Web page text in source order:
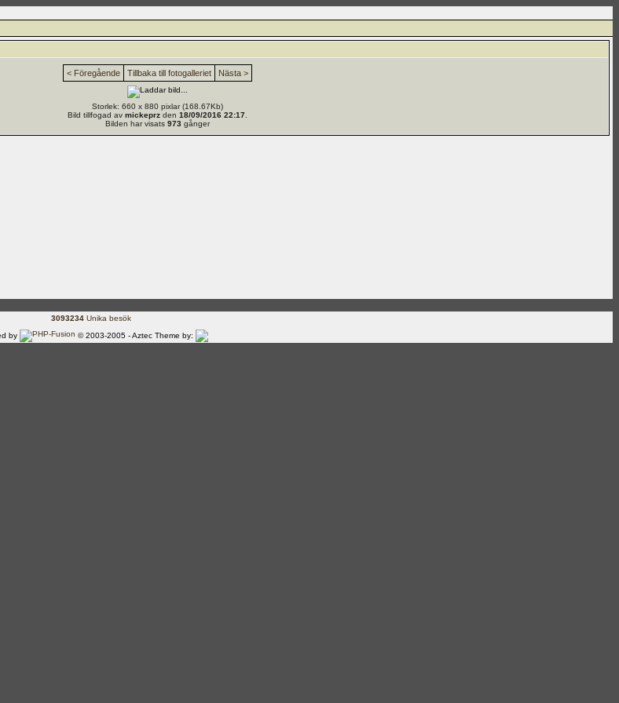
< Föregående Tillbaka till fotogalleriet Nästa >
Storlek: 660 x 880 pixlar (168.67Kb)
Bild tillfogad av mickeprzden 18/09/2016 22:17.
Bilden har visats 973 gånger
3093234 Unika besök
by
© 2003-2005 - Aztec Theme by: